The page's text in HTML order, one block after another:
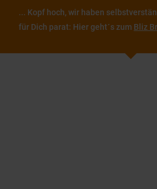
... Kopf hoch, wir haben
für Dich parat: Hier geht´s zum Bliz